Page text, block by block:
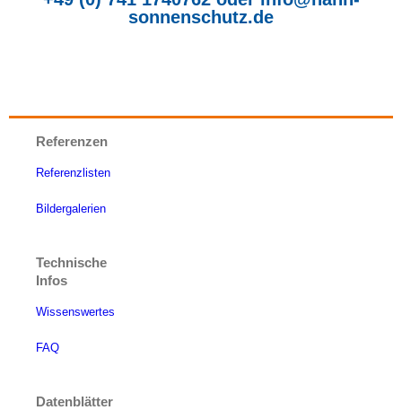
sonnenschutz.de
Referenzen
Referenzlisten
Bildergalerien
Technische
Infos
Wissenswertes
FAQ
Datenblätter